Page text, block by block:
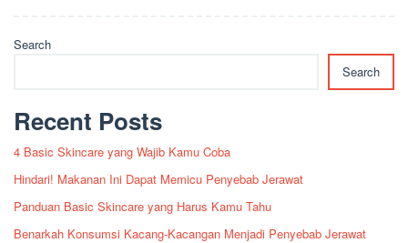
Search
Search
Recent Posts
4 Basic Skincare yang Wajib Kamu Coba
Hindari! Makanan Ini Dapat Memicu Penyebab Jerawat
Panduan Basic Skincare yang Harus Kamu Tahu
Benarkah Konsumsi Kacang-Kacangan Menjadi Penyebab Jerawat